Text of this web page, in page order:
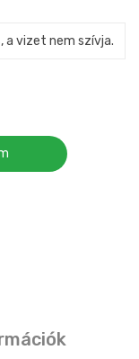
a vizet nem szívja.